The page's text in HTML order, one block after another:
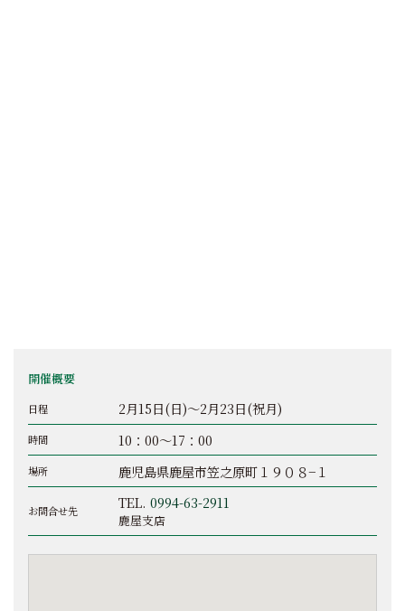
開催概要
日程 2月15日(日)～2月23日(祝月)
時間 10：00～17：00
場所 鹿児島県鹿屋市笠之原町１９０８−１
お問合せ先 TEL. 0994-63-2911
鹿屋支店